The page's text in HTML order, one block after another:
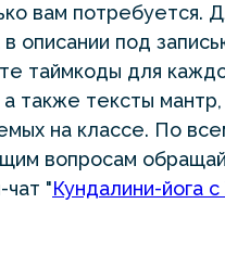
вам потребуется.
описании под
таймкоды для
а также тексты мантр,
на классе. По
вопросам
чат "Кундалини-йога